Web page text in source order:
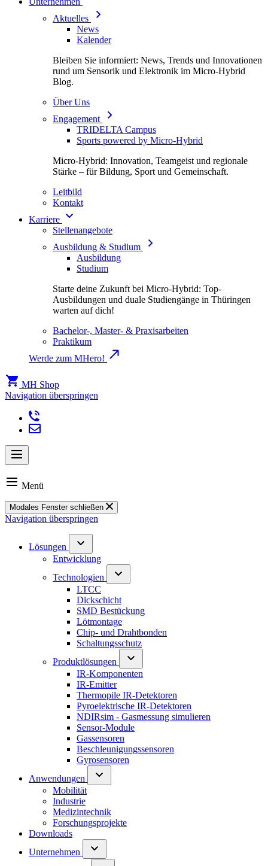
Aktuelles
News
Kalender
Bleiben Sie informiert: News, Trends und Innovationen
rund um Sensorik und Elektronik im Micro-Hybrid
Blog.
Über Uns
Engagement
TRIDELTA Campus
Sports powered by Micro-Hybrid
Micro-Hybrid: Innovation, Teamgeist und regionale
Stärke – für Bildung, Sport und Gemeinschaft.
Leitbild
Kontakt
Karriere
Stellenangebote
Ausbildung & Studium
Ausbildung
Studium
Starte deine Zukunft bei Micro-Hybrid: Top-
Ausbildungen und duale Studiengänge in Thüringen
warten auf dich!
Bachelor-, Master- & Praxisarbeiten
Praktikum
Werde zum MHero!
MH Shop
Navigation überspringen
Menü
Modales Fenster schließen
Navigation überspringen
Lösungen
Entwicklung
Technologien
LTCC
Dickschicht
SMD Bestückung
Lötmontage
Chip- und Drahtbonden
Schaltungsschutz
Produktlösungen
IR-Komponenten
IR-Emitter
Thermopile IR-Detektoren
Pyroelektrische IR-Detektoren
NDIRsim - Gasmessung simulieren
Sensor-Module
Gassensoren
Beschleunigungssensoren
Gyrosensoren
Anwendungen
Mobilität
Industrie
Medizintechnik
Forschungsprojekte
Downloads
Unternehmen